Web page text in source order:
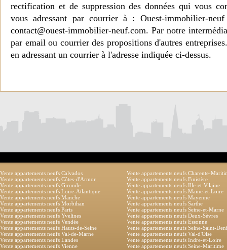
rectification et de suppression des données qui vous
vous adressant par courrier à : Ouest-immobilier-
contact@ouest-immobilier-neuf.com. Par notre
par email ou courrier des propositions d'autres
en adressant un courrier à l'adresse indiquée ci-dessus.
Vente appartements neufs Calvados
Vente appartements neufs Charente-
Vente appartements neufs Côtes-d'Armor
Vente appartements neufs Finistère
Vente appartements neufs Gironde
Vente appartements neufs Ille-et-Vilaine
Vente appartements neufs Loire-Atlantique
Vente appartements neufs Maine-et-Loire
Vente appartements neufs Manche
Vente appartements neufs Mayenne
Vente appartements neufs Morbihan
Vente appartements neufs Sarthe
Vente appartements neufs Paris
Vente appartements neufs Seine-et-Marne
Vente appartements neufs Yvelines
Vente appartements neufs Deux-Sèvres
Vente appartements neufs Vendée
Vente appartements neufs Essonne
Vente appartements neufs Hauts-de-Seine
Vente appartements neufs Seine-Saint-
Vente appartements neufs Val-de-Marne
Vente appartements neufs Val-d'Oise
Vente appartements neufs Landes
Vente appartements neufs Indre-et-Loire
Vente appartements neufs Vienne
Vente appartements neufs Seine-Maritime